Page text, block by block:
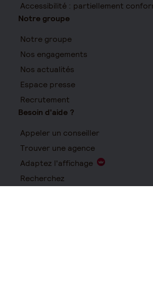
Accessibilité : partiellement
Notre groupe
Notre groupe
Nos engagements
Nos actualités
Espace presse
Recrutement
Besoin d'aide ?
Appeler un conseiller
Trouver une agence
Adaptez l'affichage
Recherchez